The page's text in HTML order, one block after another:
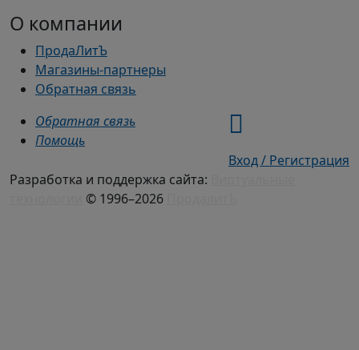
О компании
ПродаЛитЪ
Магазины-партнеры
Обратная связь
Обратная связь
Помощь
Вход / Регистрация
Разработка и поддержка сайта:
© 1996–2026